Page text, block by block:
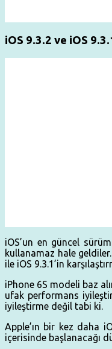
iOS 9.3.2 ve iOS
iOS’un en güncel
kullanamaz hale
ile iOS 9.3.1’in
iPhone 6S modeli baz
ufak performans
iyileştirme değil tabi ki.
Apple’ın bir kez daha
içerisinde başlanacağı